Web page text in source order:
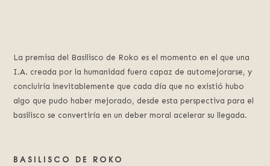
La premisa del Basilisco de Roko es el momento en el que una
I.A. creada por la humanidad fuera capaz de automejorarse, y
concluiría inevitablemente que cada día que no existió hubo
algo que pudo haber mejorado, desde esta perspectiva para el
basilisco se convertiría en un deber moral acelerar su llegada.
BASILISCO DE ROKO